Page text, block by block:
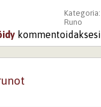
Kategoria:
Runo
kommentoidaksesi